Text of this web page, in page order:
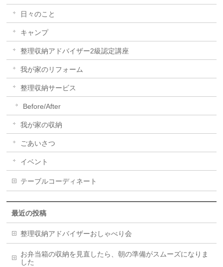
日々のこと
キャンプ
整理収納アドバイザー2級認定講座
我が家のリフォーム
整理収納サービス
Before/After
我が家の収納
ごあいさつ
イベント
テーブルコーディネート
最近の投稿
整理収納アドバイザーおしゃべり会
お弁当箱の収納を見直したら、朝の準備がスムーズになりま
した